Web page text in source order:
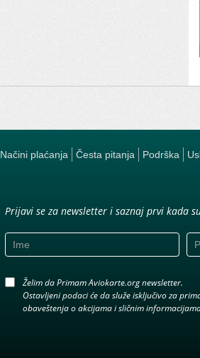
Načini plaćanja Česta pitanja Podrška
Prijavi se za newsletter i saznaj prvi kada
Želim da Primam Aviokarte.org newsletter.
Ostavljeni podaci će da služe isključivo za
obaveštenja o akcijama i sličnim